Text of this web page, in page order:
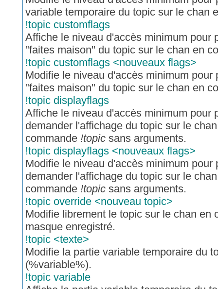
variable temporaire du topic sur le chan
!topic customflags
Affiche le niveau d'accès minimum pour
"faites maison" du topic sur le chan en
!topic customflags <nouveaux flags>
Modifie le niveau d'accès minimum
"faites maison" du topic sur le chan en
!topic displayflags
Affiche le niveau d'accès minimum pour
demander l'affichage du topic sur le
commande !topic sans arguments.
!topic displayflags <nouveaux flags>
Modifie le niveau d'accès minimum pour
demander l'affichage du topic sur le
commande !topic sans arguments.
!topic override <nouveau topic>
Modifie librement le topic sur le chan en
masque enregistré.
!topic <texte>
Modifie la partie variable temporaire du
(%variable%).
!topic variable